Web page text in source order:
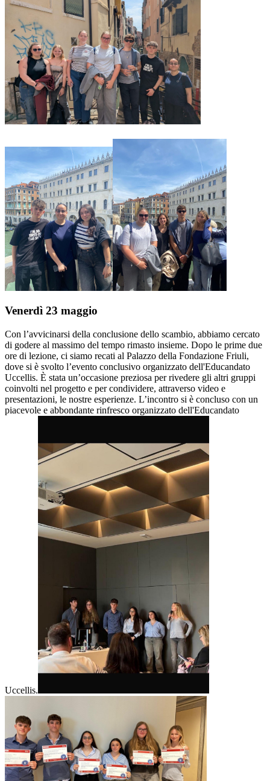
Venerdì 23 maggio
Con l’avvicinarsi della conclusione dello scambio, abbiamo cercato
di godere al massimo del tempo rimasto insieme. Dopo le prime due
ore di lezione, ci siamo recati al Palazzo della Fondazione Friuli,
dove si è svolto l’evento conclusivo organizzato dell'Educandato
Uccellis. È stata un’occasione preziosa per rivedere gli altri gruppi
coinvolti nel progetto e per condividere, attraverso video e
presentazioni, le nostre esperienze. L’incontro si è concluso con un
piacevole e abbondante rinfresco organizzato dell'Educandato
Uccellis.